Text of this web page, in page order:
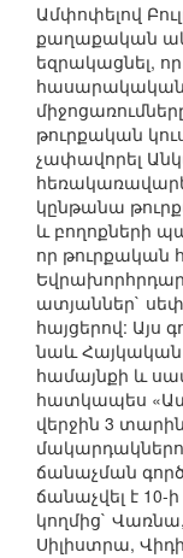
Ամփոփելով
քաղաքական
եզրակացնել,
թուրքական
չափավորել
կընթանա
և բողոքների
որ թուրքական
ատյաններ`
հայցերով: Այս
նաև Հայկական
համայնքի և
հատկապես
վերջին 3
ճանաչման
ճանաչվել է
կողմից`
Սիլիստրա,